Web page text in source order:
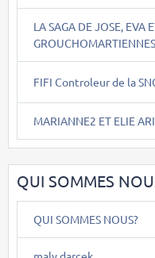
LA SAGA DE JOSE, EVA
GROUCHOMARTIENNES
FIFI Controleur de la
MARIANNE2 ET ELIE
QUI SOMMES
QUI SOMMES NOUS?